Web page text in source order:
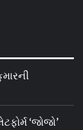
‘જોજો’